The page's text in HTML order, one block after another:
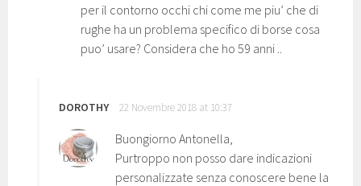
per il contorno occhi chi come me piu’ che di
rughe ha un problema specifico di borse cosa
puo’ usare? Considera che ho 59 anni ..
DOROTHY 22 Novembre 2018 at 10:37
Buongiorno Antonella,
Purtroppo non posso dare indicazioni
personalizzate senza conoscere bene la